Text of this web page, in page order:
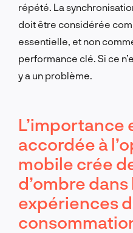
répété. La
doit être considérée
essentielle, et non
performance clé. Si ce
y a un problème.
L’importance
accordée à
mobile crée
d’ombre dans
expériences